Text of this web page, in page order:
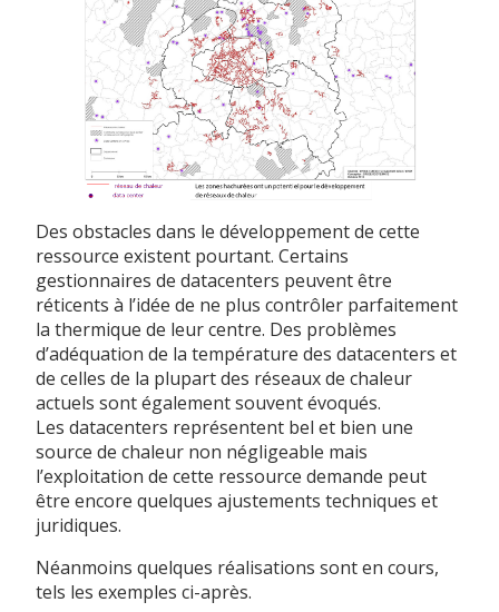
Des obstacles dans le développement de cette
ressource existent pourtant. Certains
gestionnaires de datacenters peuvent être
réticents à l’idée de ne plus contrôler parfaitement
la thermique de leur centre. Des problèmes
d’adéquation de la température des datacenters et
de celles de la plupart des réseaux de chaleur
actuels sont également souvent évoqués.
Les datacenters représentent bel et bien une
source de chaleur non négligeable mais
l’exploitation de cette ressource demande peut
être encore quelques ajustements techniques et
juridiques.
Néanmoins quelques réalisations sont en cours,
tels les exemples ci-après.